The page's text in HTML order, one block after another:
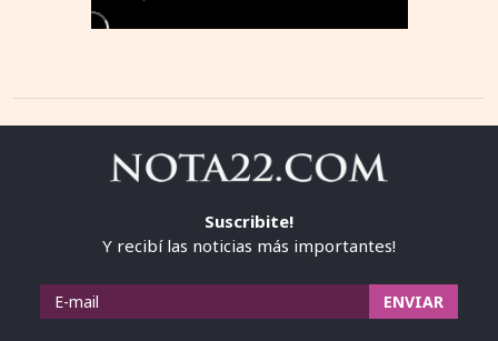
Suscribite!
Y recibí las noticias más importantes!